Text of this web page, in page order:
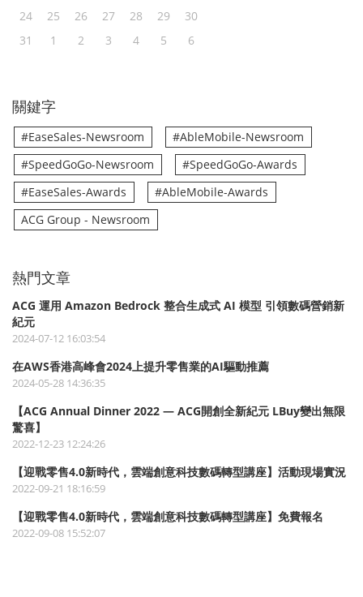
24
25 26 27 28 29
30
31
1 2 3 4 5 6
關鍵字
#EaseSales-Newsroom
#AbleMobile-Newsroom
#SpeedGoGo-Newsroom
#SpeedGoGo-Awards
#EaseSales-Awards
#AbleMobile-Awards
ACG Group - Newsroom
熱門文章
ACG 運用 Amazon Bedrock 整合生成式 AI 模型 引領數碼營銷新
紀元
2024-07-12 16:03:54
在AWS香港高峰會2024上提升零售業的AI驅動推薦
2024-05-28 14:36:35
【ACG Annual Dinner 2022 — ACG開創全新紀元 LBuy變出無限
驚喜】
2022-12-23 12:24:26
【迎戰零售4.0新時代，雲端創意科技數碼轉型講座】活動現場實況
2022-09-21 18:16:59
【迎戰零售4.0新時代，雲端創意科技數碼轉型講座】免費報名
2022-09-08 15:52:07